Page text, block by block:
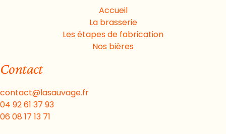
Accueil
La brasserie
Les étapes de fabrication
Nos bières
Contact
contact@lasauvage.fr
04 92 61 37 93
06 08 17 13 71